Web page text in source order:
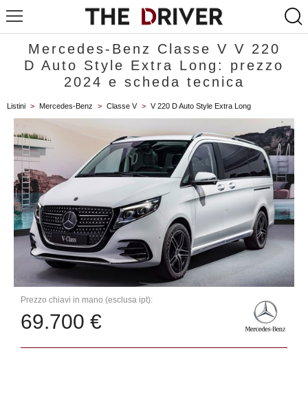
Mercedes-Benz Classe V V 220
D Auto Style Extra Long: prezzo
2024 e scheda tecnica
Listini > Mercedes-Benz > Classe V > V 220 D Auto Style Extra Long
Prezzo chiavi in mano (esclusa ipt):
69.700 €